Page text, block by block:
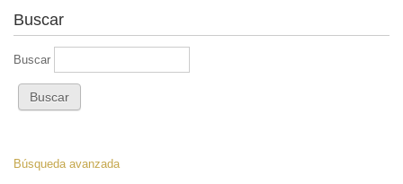
Buscar
Buscar
Búsqueda avanzada